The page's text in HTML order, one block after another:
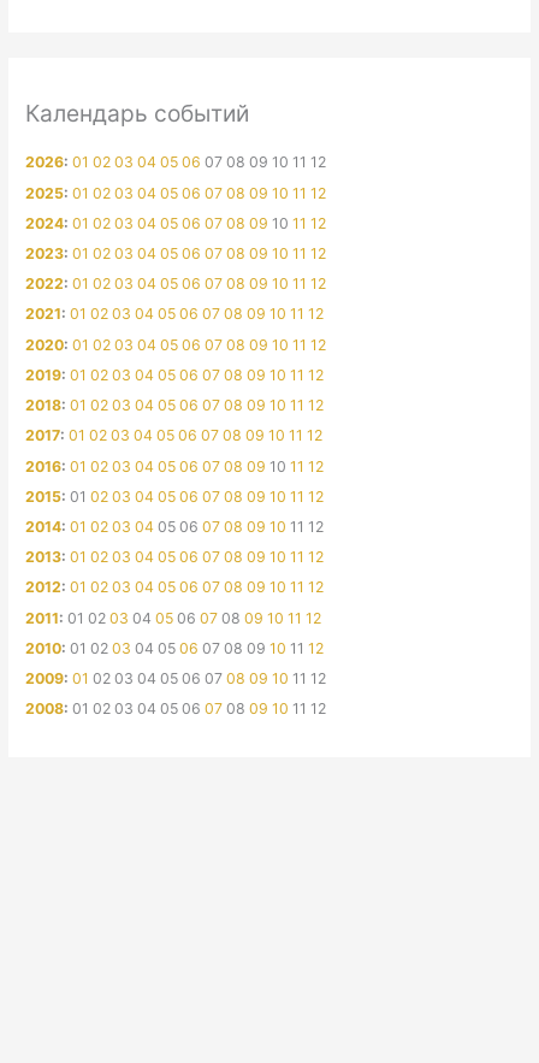
Календарь событий
2026:01 02 03 04 05 06 07 08 09 10 11 12
2025:01 02 03 04 05 06 07 08 09 10 11 12
2024:01 02 03 04 05 06 07 08 09 10 11 12
2023:01 02 03 04 05 06 07 08 09 10 11 12
2022:01 02 03 04 05 06 07 08 09 10 11 12
2021:01 02 03 04 05 06 07 08 09 10 11 12
2020:01 02 03 04 05 06 07 08 09 10 11 12
2019:01 02 03 04 05 06 07 08 09 10 11 12
2018:01 02 03 04 05 06 07 08 09 10 11 12
2017:01 02 03 04 05 06 07 08 09 10 11 12
2016:01 02 03 04 05 06 07 08 09 10 11 12
2015:01 02 03 04 05 06 07 08 09 10 11 12
2014:01 02 03 04 05 06 07 08 09 10 11 12
2013:01 02 03 04 05 06 07 08 09 10 11 12
2012:01 02 03 04 05 06 07 08 09 10 11 12
2011:01 02 03 04 05 06 07 08 09 10 11 12
2010:01 02 03 04 05 06 07 08 09 10 11 12
2009:01 02 03 04 05 06 07 08 09 10 11 12
2008:01 02 03 04 05 06 07 08 09 10 11 12